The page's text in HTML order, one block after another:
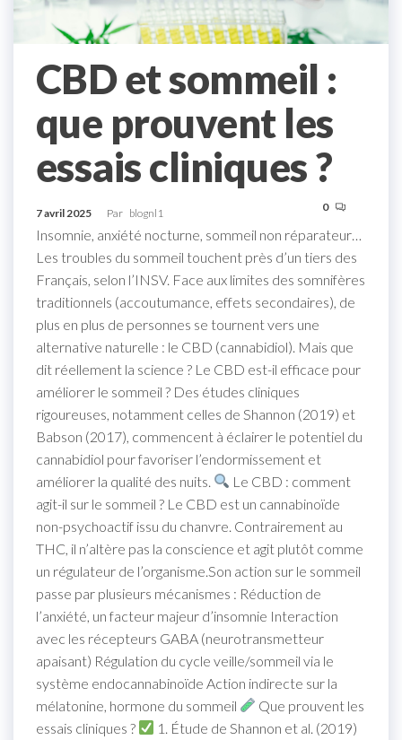
CBD et sommeil :
que prouvent les
essais cliniques ?
7 avril 2025 Par blognl1 0
Insomnie, anxiété nocturne, sommeil non réparateur…
Les troubles du sommeil touchent près d’un tiers des
Français, selon l’INSV. Face aux limites des somnifères
traditionnels (accoutumance, effets secondaires), de
plus en plus de personnes se tournent vers une
alternative naturelle : le CBD (cannabidiol). Mais que
dit réellement la science ? Le CBD est-il efficace pour
améliorer le sommeil ? Des études cliniques
rigoureuses, notamment celles de Shannon (2019) et
Babson (2017), commencent à éclairer le potentiel du
cannabidiol pour favoriser l’endormissement et
améliorer la qualité des nuits.
Le CBD : comment
agit-il sur le sommeil ? Le CBD est un cannabinoïde
non-psychoactif issu du chanvre. Contrairement au
THC, il n’altère pas la conscience et agit plutôt comme
un régulateur de l’organisme.Son action sur le sommeil
passe par plusieurs mécanismes : Réduction de
l’anxiété, un facteur majeur d’insomnie Interaction
avec les récepteurs GABA (neurotransmetteur
apaisant) Régulation du cycle veille/sommeil via le
système endocannabinoïde Action indirecte sur la
mélatonine, hormone du sommeil
Que prouvent les
essais cliniques ?
1. Étude de Shannon et al. (2019)